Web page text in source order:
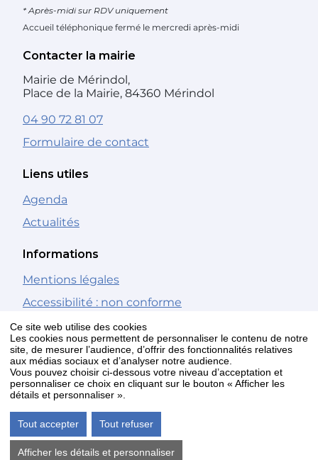
Ce site web utilise des cookies
Les cookies nous permettent de personnaliser le contenu de notre
site, de mesurer l’audience, d’offrir des fonctionnalités relatives
aux médias sociaux et d’analyser notre audience.
Vous pouvez choisir ci-dessous votre niveau d’acceptation et
personnaliser ce choix en cliquant sur le bouton « Afficher les
détails et personnaliser ».
Tout accepter Tout refuser
Afficher les détails et personnaliser
* Après-midi sur RDV uniquement
Accueil téléphonique fermé le mercredi après-midi
Contacter la mairie
Mairie de Mérindol,
Place de la Mairie, 84360 Mérindol
04 90 72 81 07
Formulaire de contact
Liens utiles
Agenda
Actualités
Informations
Mentions légales
Accessibilité : non conforme
Gestion des cookies
Nous suivre
Facebook
Youtube
Newsletter